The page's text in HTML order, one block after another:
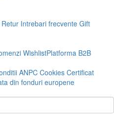
Intrebari frecvente Gift
WishlistPlatforma B2B
ANPC Cookies Certificat
din fonduri europene